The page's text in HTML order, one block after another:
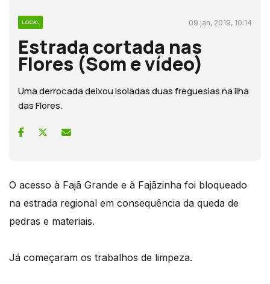
LOCAL 09 jan, 2019, 10:14
Estrada cortada nas
Flores (Som e vídeo)
Uma derrocada deixou isoladas duas freguesias na ilha
das Flores.
O acesso à Fajã Grande e à Fajãzinha foi bloqueado
na estrada regional em consequência da queda de
pedras e materiais.
Já começaram os trabalhos de limpeza.